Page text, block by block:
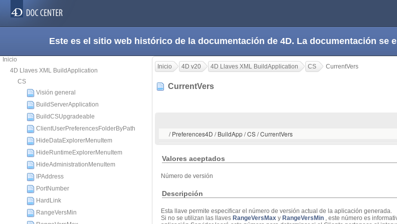
Este es el sitio web histórico de la documentación de 4D. La documentación se
Inicio
4D Llaves XML BuildApplication
CS
Visión general
BuildServerApplication
BuildCSUpgradeable
ClientUserPreferencesFolderByPath
HideDataExplorerMenuItem
HideRuntimeExplorerMenuItem
HideAdministrationMenuItem
IPAddress
PortNumber
HardLink
RangeVersMin
Inicio 4D v20 4D Llaves XML BuildApplication CS CurrentVers
CurrentVers
/ Preferences4D / BuildApp / CS / CurrentVers
Valores aceptados
Número de versión
Descripción
Esta llave permite especificar el número de versión actual de la aplicación generada.
Si no se utilizan las llaves RangeVersMax y RangeVersMin
, este número es